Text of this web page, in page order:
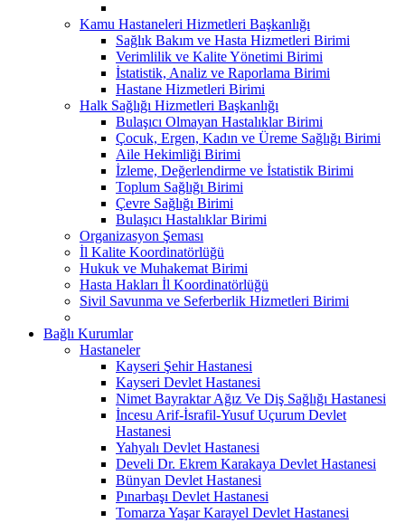
Kamu Hastaneleri Hizmetleri Başkanlığı
Sağlık Bakım ve Hasta Hizmetleri Birimi
Verimlilik ve Kalite Yönetimi Birimi
İstatistik, Analiz ve Raporlama Birimi
Hastane Hizmetleri Birimi
Halk Sağlığı Hizmetleri Başkanlığı
Bulaşıcı Olmayan Hastalıklar Birimi
Çocuk, Ergen, Kadın ve Üreme Sağlığı Birimi
Aile Hekimliği Birimi
İzleme, Değerlendirme ve İstatistik Birimi
Toplum Sağlığı Birimi
Çevre Sağlığı Birimi
Bulaşıcı Hastalıklar Birimi
Organizasyon Şeması
İl Kalite Koordinatörlüğü
Hukuk ve Muhakemat Birimi
Hasta Hakları İl Koordinatörlüğü
Sivil Savunma ve Seferberlik Hizmetleri Birimi
Bağlı Kurumlar
Hastaneler
Kayseri Şehir Hastanesi
Kayseri Devlet Hastanesi
Nimet Bayraktar Ağız Ve Diş Sağlığı Hastanesi
İncesu Arif-İsrafil-Yusuf Uçurum Devlet
Hastanesi
Yahyalı Devlet Hastanesi
Develi Dr. Ekrem Karakaya Devlet Hastanesi
Bünyan Devlet Hastanesi
Pınarbaşı Devlet Hastanesi
Tomarza Yaşar Karayel Devlet Hastanesi